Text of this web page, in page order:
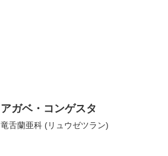
アガベ・コンゲスタ
竜舌蘭亜科 (リュウゼツラン)